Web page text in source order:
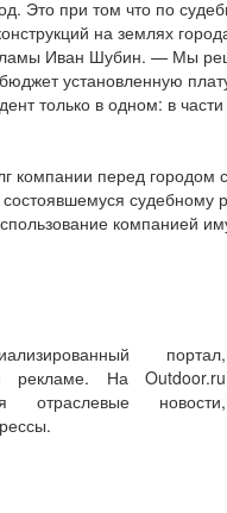
Это при том что по
на землях
Иван Шубин. — Мы
установленную
только в одном: в
компании перед городом
компанией
портал,
рекламе. На Outdoor.ru
отраслевые новости,